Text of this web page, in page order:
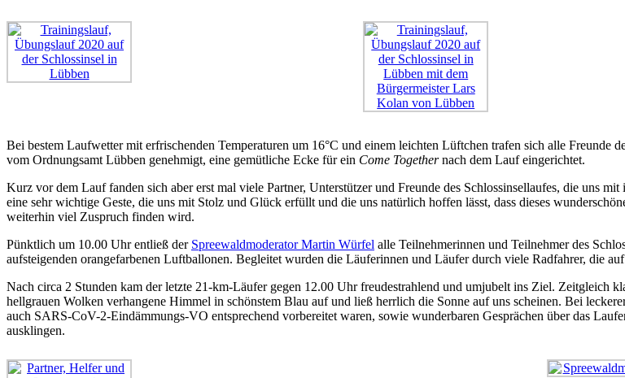
Bei bestem Laufwetter mit erfrischenden Temperaturen um 16°C und einem leichten Lüftchen trafen sich alle Freunde
vom Ordnungsamt Lübben genehmigt, eine gemütliche Ecke für ein Come Togethernach dem Lauf eingerichtet.
Kurz vor dem Lauf fanden sich aber erst mal viele Partner, Unterstützer und Freunde des Schlossinsellaufes, die uns
eine sehr wichtige Geste, die uns mit Stolz und Glück erfüllt und die uns natürlich hoffen lässt, dass dieses
weiterhin viel Zuspruch finden wird.
Pünktlich um 10.00 Uhr entließ der Spreewaldmoderator Martin Würfel alle Teilnehmerinnen und Teilnehmer des
aufsteigenden orangefarbenen Luftballonen. Begleitet wurden die Läuferinnen und Läufer durch viele Radfahrer, die
Nach circa 2 Stunden kam der letzte 21-km-Läufer gegen 12.00 Uhr freudestrahlend und umjubelt ins Ziel. Zeitgleich
hellgrauen Wolken verhangene Himmel in schönstem Blau auf und ließ herrlich die Sonne auf uns scheinen. Bei
auch SARS-CoV-2-Eindämmungs-VO entsprechend vorbereitet waren, sowie wunderbaren Gesprächen über das
ausklingen.